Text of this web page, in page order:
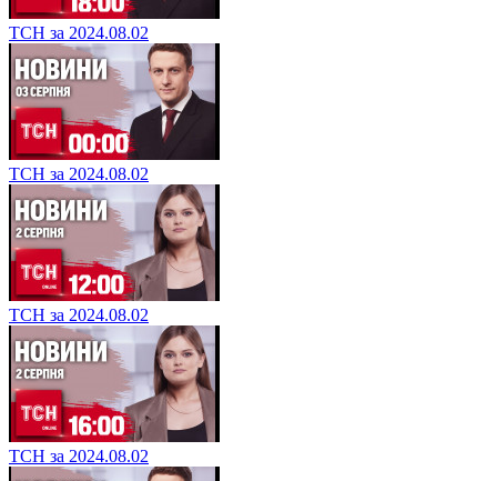
ТСН за 2024.08.02
ТСН за 2024.08.02
ТСН за 2024.08.02
ТСН за 2024.08.02